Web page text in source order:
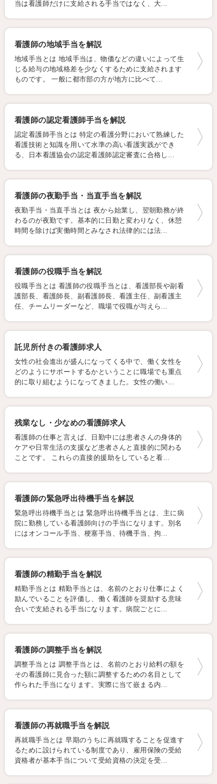
当は看護師だけに支給される手当ではなく、大...
看護師の地域手当を解説
地域手当とは 地域手当は、物価などの違いによって生
じる給与の地域格差を少なくするために支給されます
ものです。 一般に都市部の方が地方に比べて...
看護師の認定看護師手当を解説
認定看護師手当とは 特定の看護分野において熟練した
看護技術と知識を用いて水準の高い看護実践ができ
る、日本看護協会の認定看護師認定審査に合格し...
看護師の夜勤手当・当直手当を解説
夜勤手当・当直手当とは 夜から始業し、翌朝勤務が終
わるのが夜勤です。基本的に日勤と変わりなく、休憩
時間を除けば実働時間とみなされ法律的には法...
看護師の役職手当を解説
役職手当とは 看護師の役職手当とは、看護部長や副看
護部長、看護師長、副看護師長、看護主任、副看護主
任、チームリーダーなど、職場で役職が与えら...
託児所付きの看護師求人
女性の社会進出が盛んになってくる中で、働く女性を
どのようにサポートするかということに職場でも重点
的に取り組むようになってきました。女性の働い...
残業なし・少なめの看護師求人
看護師の仕事と言えば、日勤中には患者さんの身体的
ケアや日常生活の支援など患者さんと直接的に関わる
ことです。 これらの直接的援助をしていると看...
看護師の緊急呼出待機手当を解説
緊急呼出待機手当とは 緊急呼出待機手当とは、主に病
院に勤務している看護師向けの手当になります。別名
にはオンコール手当、梗塞手当、待機手当、拘...
看護師の精勤手当を解説
精勤手当とは 精勤手当とは、名前のとおり仕事によく
励んでいることを評価し、働く看護師を奨励する意味
合いで支給される手当になります。病院ごとに...
看護師の調整手当を解説
調整手当とは 調整手当とは、名前のとおり給料の額を
その看護師に見合った額に調整するための名目として
作られた手当になります。実際に当て嵌まる内...
看護師の再就職手当を解説
再就職手当とは 早期のうちに再就職することを促進す
るために設けられている制度であり、雇用保険の受給
資格者が基本手当について受給資格の決定を受...